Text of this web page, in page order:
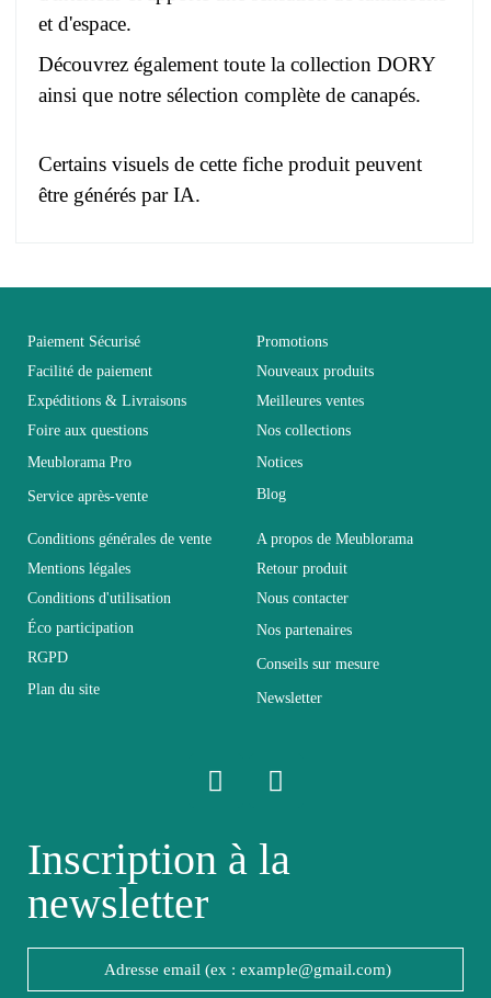
et d'espace.
Découvrez également toute la collection DORY
ainsi que notre sélection complète de canapés.
Certains visuels de cette fiche produit peuvent
être générés par IA.
Collection DORY
Coloris Blanc
Dimensions 250x92x175
Electrique Non
Facile d'entretien avec
un microfibre humide
Fixe Non fixe
Largeur
Vous devez vous connecter pour laisser un avis
Paiement Sécurisé
Facilité de paiement
Expéditions & Livraisons
Foire aux questions
Meublorama Pro
Service après-vente
Promotions
Nouveaux produits
Meilleures ventes
Nos collections
Notices
Blog
Conditions générales de vente
Mentions légales
Conditions d'utilisation
Éco participation
RGPD
Plan du site
A propos de Meublorama
Retour produit
Nous contacter
Nos partenaires
Conseils sur mesure
Newsletter
Inscription à la
newsletter